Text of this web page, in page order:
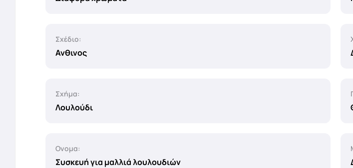
Σχέδιο:
Ανθινος
Σχήμα:
Λουλούδι
Ονομα:
Συσκευή για μαλλιά λουλουδιών